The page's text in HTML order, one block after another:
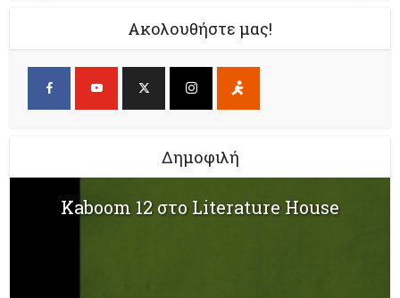
Ακολουθήστε μας!
Δημοφιλή
Kaboom 12 στο Literature House